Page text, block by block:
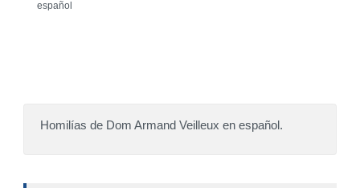
español
Homilías de Dom Armand Veilleux en español.